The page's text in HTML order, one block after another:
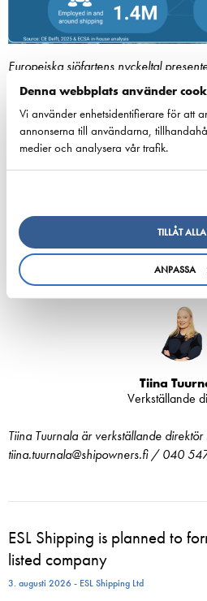
Denna webbplats använder
Vi använder enhetsidentifierare för att
annonserna till användarna,
medier och analysera vår trafik.
TILLÅT ALLA
ANPASSA
Europeiska sjöfartens nyckeltal
publicerades på Shipping Summit.
Dela:
Tiina
Verkställande
Tiina Tuurnala är verkställande
tiina.tuurnala@shipowners.fi / 040
ESL Shipping is planned to
listed company
3. augusti 2026 - ESL Shipping Ltd